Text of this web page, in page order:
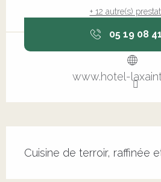
+ 12 autre(s)
05 19 08
www.hotel-
Cuisine de terroir, raffinée